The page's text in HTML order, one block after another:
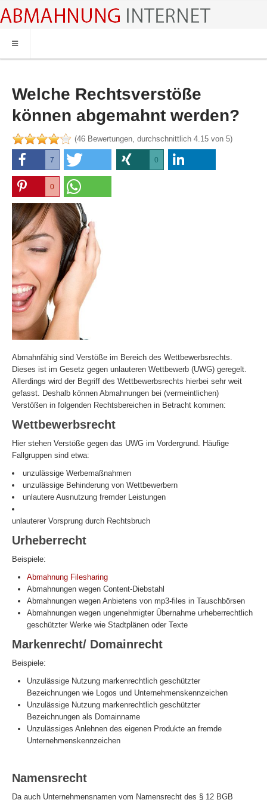
HOME
ABMAHNWARNER
ABMAHNUNG FILESHARING
RECHTSBERATUNG
Welche Rechtsverstöße
können abgemahnt werden?
(46 Bewertungen, durchschnittlich 4.15 von 5)
7
7 0
0
0
0
Abmahnfähig sind Verstöße im Bereich des Wettbewerbsrechts.
Dieses ist im Gesetz gegen unlauteren Wettbewerb (UWG) geregelt.
Allerdings wird der Begriff des Wettbewerbsrechts hierbei sehr weit
gefasst. Deshalb können Abmahnungen bei (vermeintlichen)
Verstößen in folgenden Rechtsbereichen in Betracht kommen:
Wettbewerbsrecht
Hier stehen Verstöße gegen das UWG im Vordergrund. Häufige
Fallgruppen sind etwa:
unzulässige Werbemaßnahmen
unzulässige Behinderung von Wettbewerbern
unlautere Ausnutzung fremder Leistungen
unlauterer Vorsprung durch Rechtsbruch
Urheberrecht
Beispiele:
Abmahnung Filesharing
Abmahnungen wegen Content-Diebstahl
Abmahnungen wegen Anbietens von mp3-files in Tauschbörsen
Abmahnungen wegen ungenehmigter Übernahme urheberrechtlich
geschützter Werke wie Stadtplänen oder Texte
Markenrecht/ Domainrecht
Beispiele:
Unzulässige Nutzung markenrechtlich geschützter
Bezeichnungen wie Logos und Unternehmenskennzeichen
Unzulässige Nutzung markenrechtlich geschützter
Bezeichnungen als Domainname
Unzulässiges Anlehnen des eigenen Produkte an fremde
Unternehmenskennzeichen
Namensrecht
Da auch Unternehmensnamen vom Namensrecht des § 12 BGB